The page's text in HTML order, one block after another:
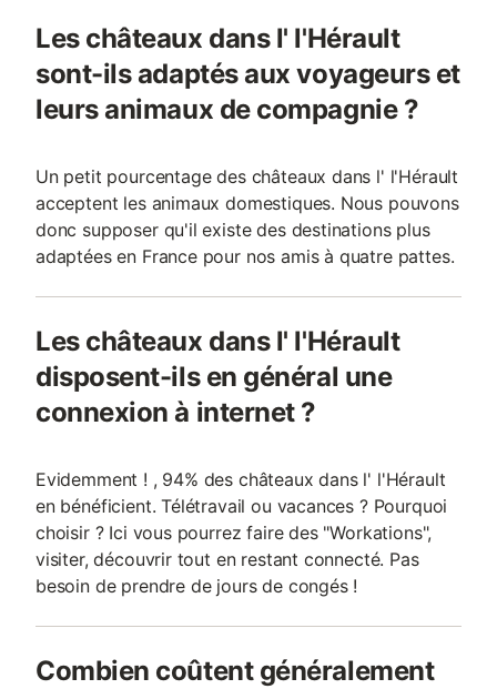
Les châteaux dans l' l'Hérault
sont-ils adaptés aux voyageurs et
leurs animaux de compagnie ?
Un petit pourcentage des châteaux dans l' l'Hérault
acceptent les animaux domestiques. Nous pouvons
donc supposer qu'il existe des destinations plus
adaptées en France pour nos amis à quatre pattes.
Les châteaux dans l' l'Hérault
disposent-ils en général une
connexion à internet ?
Evidemment ! , 94% des châteaux dans l' l'Hérault
en bénéficient. Télétravail ou vacances ? Pourquoi
choisir ? Ici vous pourrez faire des "Workations",
visiter, découvrir tout en restant connecté. Pas
besoin de prendre de jours de congés !
Combien coûtent généralement